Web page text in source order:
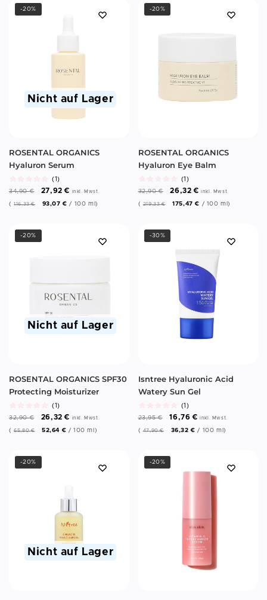
-20%
Nicht auf Lager
ROSENTAL ORGANICS
Hyaluron Serum
(1)
34,90€ 27,92€ inkl. Mwst.
(116,33€ 93,07€ / 100 ml)
-20%
ROSENTAL ORGANICS
Hyaluron Eye Balm
(1)
32,90€ 26,32€ inkl. Mwst.
(219,33€ 175,47€ / 100 ml)
-20%
Nicht auf Lager
ROSENTAL ORGANICS SPF30
Protecting Moisturizer
(1)
32,90€ 26,32€ inkl. Mwst.
(65,80€ 52,64€ /100 ml )
-30%
Isntree Hyaluronic Acid
Watery Sun Gel
(1)
23,95€ 16,76€ inkl. Mwst.
(47,90€ 36,32€ / 100 ml)
-20%
Nicht auf Lager
-20%